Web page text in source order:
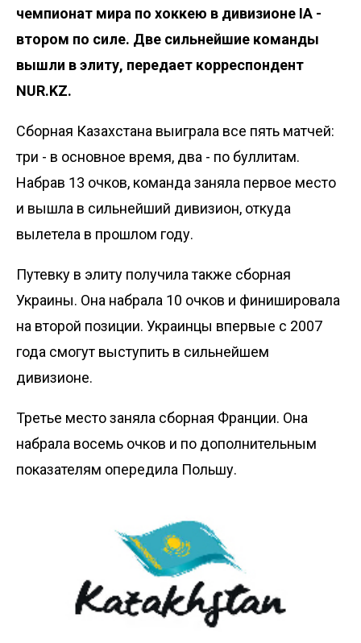
чемпионат мира по хоккею в дивизионе IA -
втором по силе. Две сильнейшие команды
вышли в элиту, передает корреспондент
NUR.KZ.
Сборная Казахстана выиграла все пять матчей:
три - в основное время, два - по буллитам.
Набрав 13 очков, команда заняла первое место
и вышла в сильнейший дивизион, откуда
вылетела в прошлом году.
Путевку в элиту получила также сборная
Украины. Она набрала 10 очков и финишировала
на второй позиции. Украинцы впервые с 2007
года смогут выступить в сильнейшем
дивизионе.
Третье место заняла сборная Франции. Она
набрала восемь очков и по дополнительным
показателям опередила Польшу.